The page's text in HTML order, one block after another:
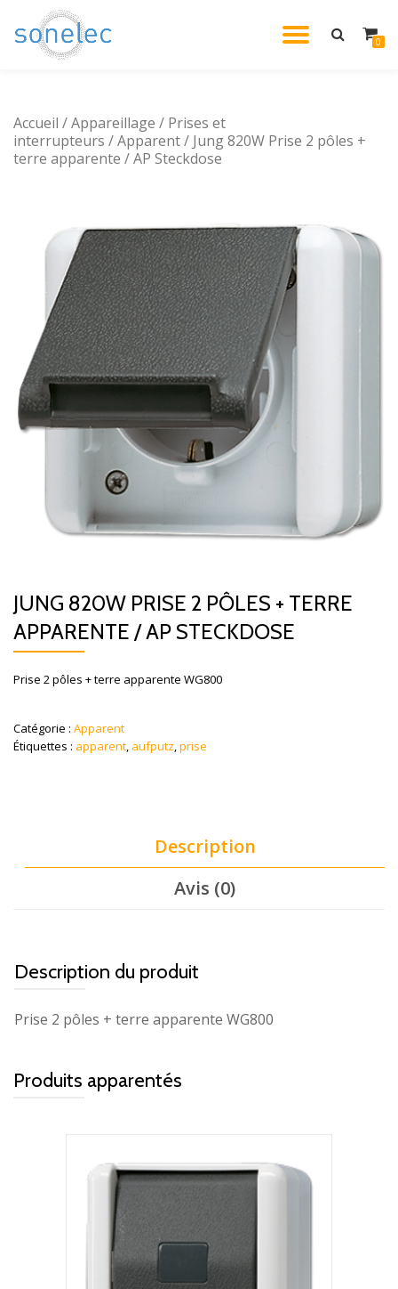
Aller
0
Accueil /Appareillage / Prises et
interrupteurs /Apparent/ Jung 820W Prise 2 pôles +
terre apparente / AP Steckdose
JUNG 820W PRISE 2 PÔLES + TERRE
APPARENTE / AP STECKDOSE
Prise 2 pôles + terre apparente WG800
Catégorie : Apparent
Étiquettes : apparent, aufputz,prise
Description
Avis (0)
Description du produit
Prise 2 pôles + terre apparente WG800
Produits apparentés